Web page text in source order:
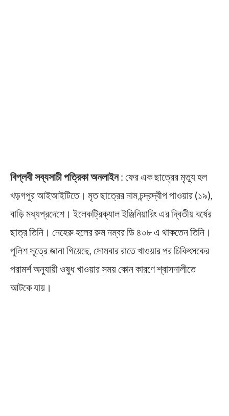
বিপ্লবী সব্যসাচী পত্রিকা অনলাইন: ফের এক ছাত্রের মৃত্যু হল
খড়গপুর আইআইটিতে। মৃত ছাত্রের নাম চন্দ্রদ্বীপ পাওয়ার (১৯),
বাড়ি মধ্যপ্রদেশে। ইলেকট্রিক্যাল ইঞ্জিনিয়ারিং এর দ্বিতীয় বর্ষের
ছাত্র তিনি। নেহেরু হলের রুম নম্বর ডি ৪০৮ এ থাকতেন তিনি।
পুলিশ সূত্রে জানা গিয়েছে, সোমবার রাতে খাওয়ার পর চিকিৎসকের
পরামর্শ অনুযায়ী ওষুধ খাওয়ার সময় কোন কারণে শ্বাসনালীতে
আটকে যায়।